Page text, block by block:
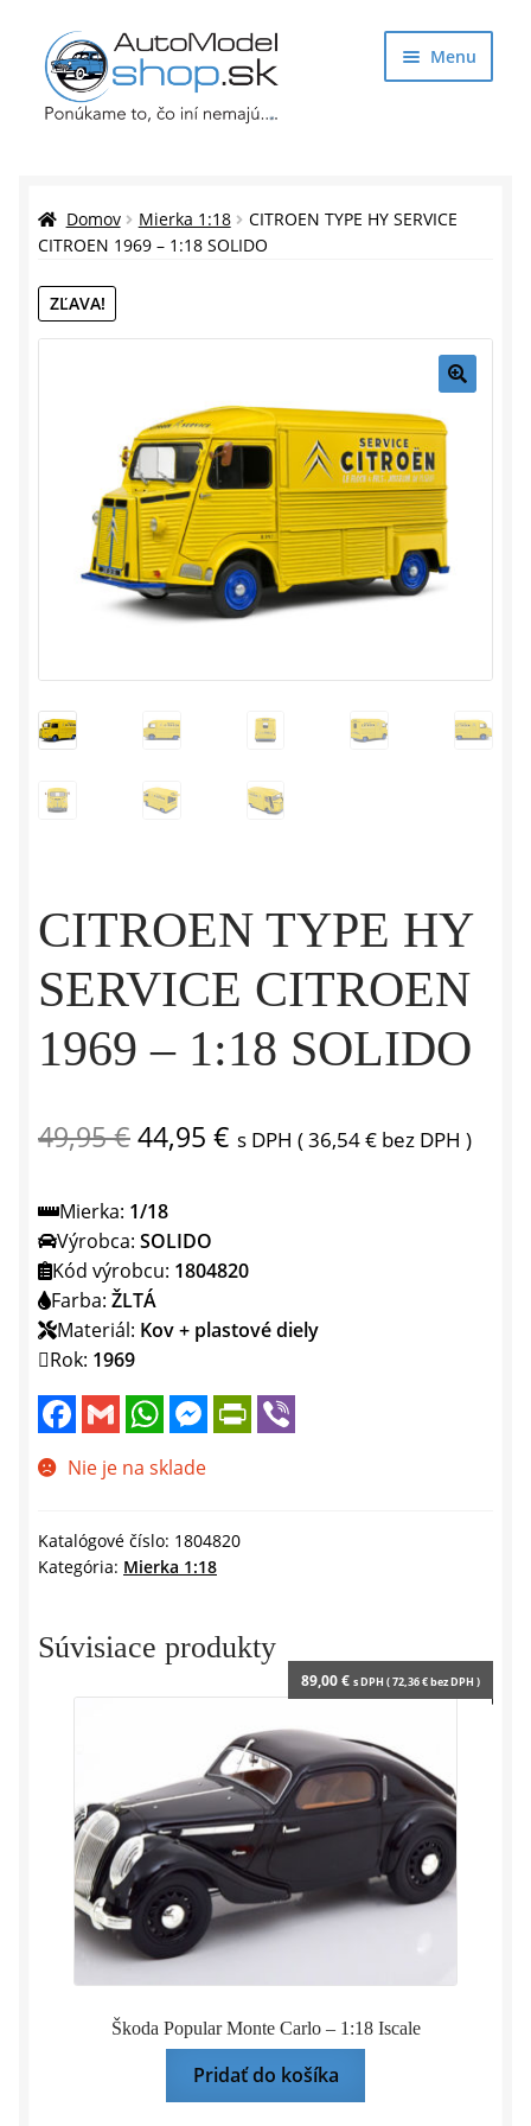
Preskočiť
na
navigáciu
Preskočiť
na
obsah
Menu
Auto Modely
Rozbaliť
Doplnky pre modelárov
menu
Darčekové predmety
Rozbaliť
menu
Domov Mierka 1:18
CITROEN TYPE HY SERVICE
CITROEN 1969 – 1:18 SOLIDO
ZĽAVA!
CITROEN TYPE HY
SERVICE CITROEN
1969 – 1:18 SOLIDO
49,95€Pôvodná
bola:
49,95 €.
44,95 € Aktuálna
44,95 €.
s DPH (36,54€ bez DPH )
Mierka: 1/18
Výrobca: SOLIDO
Kód výrobcu: 1804820
Farba: ŽLTÁ
Materiál: Kov + plastové diely
Rok: 1969
e
b
k
G
m
i
l
W
t
s
p
M
e
r
Nie je na sklade
Katalógové číslo: 1804820
Kategória: Mierka 1:18
Súvisiace produkty
Škoda Popular Monte Carlo – 1:18 Iscale
89,00€ s DPH (72,36€bez DPH )
Pridať do košíka